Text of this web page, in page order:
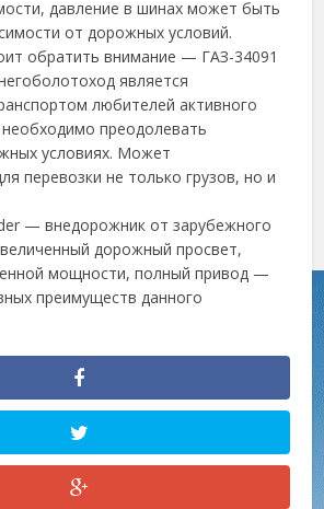
давление в шинах может быть
от дорожных условий.
обратить внимание — ГАЗ-34091
является
любителей активного
преодолевать
условиях. Может
перевозки не только грузов, но и
— внедорожник от зарубежного
дорожный просвет,
мощности, полный привод —
преимуществ данного